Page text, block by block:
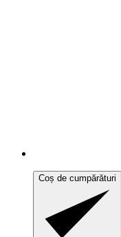
Coș de cumpărături